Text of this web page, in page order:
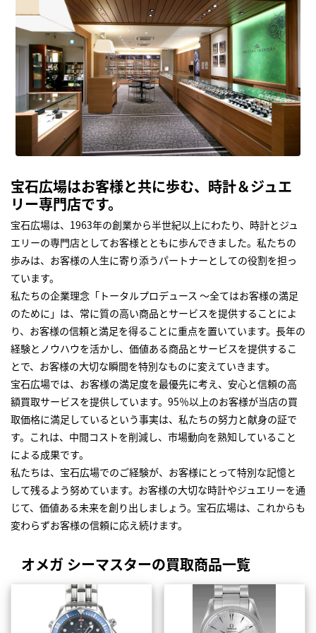
宝石広場はお客様と共に歩む、時計＆ジュエ
リー専門店です。
宝石広場は、1963年の創業から半世紀以上にわたり、時計とジュ
エリーの専門店としてお客様とともに歩んできました。私たちの
歩みは、お客様の人生に寄り添うパートナーとしての役割を担っ
ています。
私たちの企業理念「トータルプロデュース ～全てはお客様の満足
のために」は、常に質の高い商品とサービスを提供することによ
り、お客様の信頼と満足を得ることに重点を置いています。長年の
経験とノウハウを活かし、価値ある商品とサービスを提供するこ
とで、お客様の大切な瞬間を特別なものに変えていきます。
宝石広場では、お客様の満足度を最優先に考え、安心と信頼の高
額買取サービスを提供しています。95％以上のお客様が当店の買
取価格に満足しているという事実は、私たちの努力と献身の証で
す。これは、中間コストを削減し、市場動向を熟知していること
による成果です。
私たちは、宝石広場でのご経験が、お客様にとって特別な記憶と
して残るよう努めています。お客様の大切な時計やジュエリーを通
じて、価値ある未来を創り出しましょう。宝石広場は、これからも
変わらずお客様の信頼に応え続けます。
オメガ シーマスターの買取商品一覧